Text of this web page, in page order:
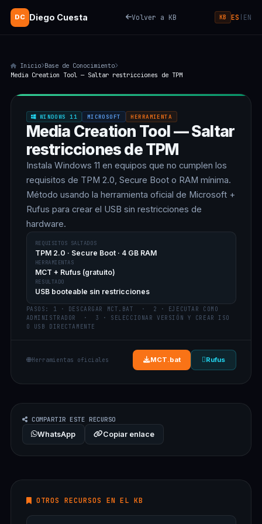
DC Diego Cuesta Volver a KB KB ES EN
Inicio Base de Conocimiento
Media Creation Tool — Saltar restricciones de TPM
WINDOWS 11 MICROSOFT HERRAMIENTA
Media Creation Tool — Saltar
restricciones de TPM
Instala Windows 11 en equipos que no cumplen los
requisitos de TPM 2.0, Secure Boot o RAM mínima.
Método usando la herramienta oficial de Microsoft +
Rufus para crear el USB sin restricciones de
hardware.
REQUISITOS SALTADOS
TPM 2.0 · Secure Boot · 4 GB RAM
HERRAMIENTAS
MCT + Rufus (gratuito)
RESULTADO
USB booteable sin restricciones
PASOS: 1 · DESCARGAR MCT.BAT · 2 · EJECUTAR COMO
ADMINISTRADOR · 3 · SELECCIONAR VERSIÓN Y CREAR ISO
O USB DIRECTAMENTE
Herramientas oficiales MCT.bat Rufus
COMPARTIR ESTE RECURSO
WhatsApp Copiar enlace
OTROS RECURSOS EN EL KB